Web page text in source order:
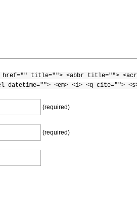
href="" title=""> <abbr title="">
datetime=""> <em> <i> <q cite="">
(required)
(required)